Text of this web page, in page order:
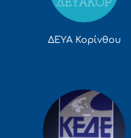
ΔΕΥΑ Κορίνθου